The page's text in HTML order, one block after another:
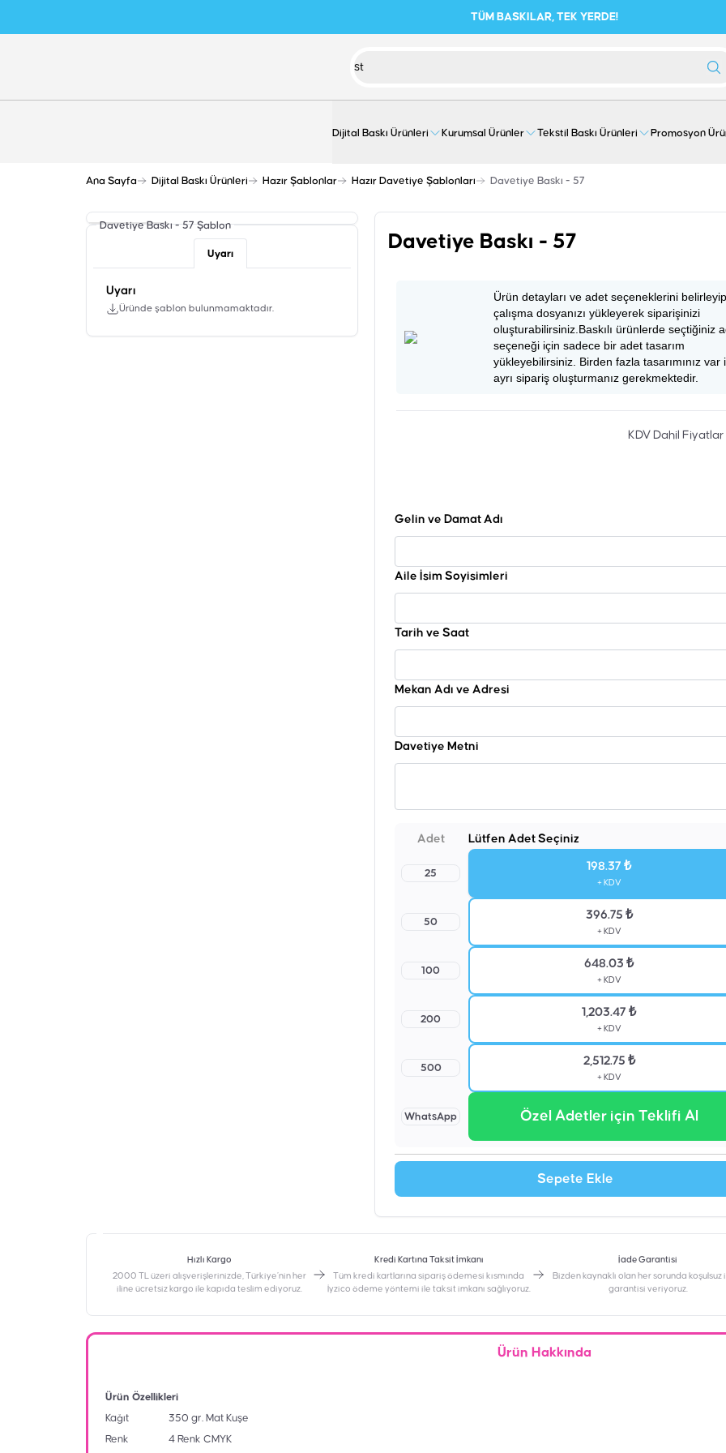
TÜM BASKILAR, TEK YERDE!
Dijital Baskı Ürünleri Kurumsal Ürünler Tekstil Baskı Ürünleri Promosyon
Ana Sayfa Dijital Baskı Ürünleri Hazır Şablonlar Hazır Davetiye Şablonları Davetiye Baskı - 57
Davetiye Baskı - 57 Şablon
Uyarı
Uyarı
Üründe şablon bulunmamaktadır.
Davetiye Baskı - 57
Ürün detayları ve adet seçeneklerini belirleyip
çalışma dosyanızı yükleyerek siparişinizi
oluşturabilirsiniz.Baskılı ürünlerde seçtiğiniz
seçeneği için sadece bir adet tasarım
yükleyebilirsiniz. Birden fazla tasarımınız var
ayrı sipariş oluşturmanız gerekmektedir.
KDV Dahil Fiyatlar
Gelin ve Damat Adı
Aile İsim Soyisimleri
Tarih ve Saat
Mekan Adı ve Adresi
Davetiye Metni
Adet Lütfen Adet Seçiniz
25
198.37 ₺
+ KDV
50
396.75 ₺
+ KDV
100
648.03 ₺
+ KDV
200
1,203.47 ₺
+ KDV
500
2,512.75 ₺
+ KDV
WhatsApp Özel Adetler için Teklifi Al
Sepete Ekle
Hızlı Kargo
2000 TL üzeri alışverişlerinizde, Türkiye’nin her
iline ücretsiz kargo ile kapıda teslim ediyoruz.
Kredi Kartına Taksit İmkanı
‎Tüm kredi kartlarına sipariş ödemesi kısmında
İyzico ödeme yöntemi ile taksit imkanı sağlıyoruz.
İade Garantisi
Bizden kaynaklı olan her sorunda koşulsuz
garantisi veriyoruz.
Ürün Hakkında
Ürün Özellikleri
Kağıt
350 gr. Mat Kuşe
Renk
4 Renk CMYK